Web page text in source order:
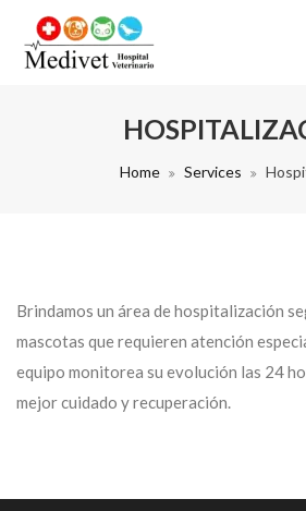
Home Services
Brindamos un área de hospitalización
mascotas que requieren atención
equipo monitorea su evolución las 24
mejor cuidado y recuperación.